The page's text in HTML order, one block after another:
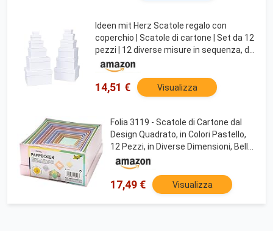
Ideen mit Herz Scatole regalo con
coperchio | Scatole di cartone | Set da 12
pezzi | 12 diverse misure in sequenza, da
grande a piccola | realizzate in cartone
robusto | ideali per compleanni e
14,51 € Visualizza
Folia 3119 - Scatole di Cartone dal
Design Quadrato, in Colori Pastello,
12 Pezzi, in Diverse Dimensioni, Bella
Confezione Regalo per Decorare e
Creare Individualmente, Ideali per
Ogni Occasione
17,49 € Visualizza